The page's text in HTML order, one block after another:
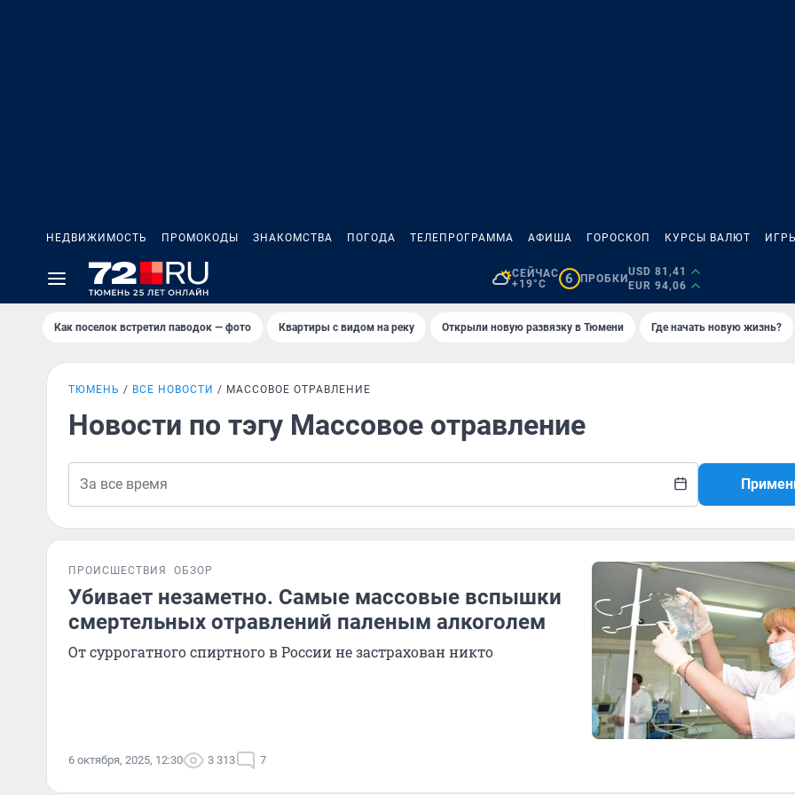
НЕДВИЖИМОСТЬ ПРОМОКОДЫ ЗНАКОМСТВА ПОГОДА ТЕЛЕПРОГРАММА АФИША ГОРОСКОП КУРСЫ ВАЛЮТ
СЕЙЧАС
+19°C
6 ПРОБКИ
USD 81,41
EUR 94,06
Как поселок встретил паводок — фото Квартиры с видом на реку Открыли новую развязку в Тюмени Где начать новую жизнь?
ТЮМЕНЬ ВСЕ НОВОСТИ МАССОВОЕ ОТРАВЛЕНИЕ
Новости по тэгу Массовое отравление
ПРОИСШЕСТВИЯ ОБЗОР
Убивает незаметно. Самые массовые вспышки
смертельных отравлений паленым алкоголем
От суррогатного спиртного в России не застрахован никто
6 октября, 2025, 12:30 3 313 7